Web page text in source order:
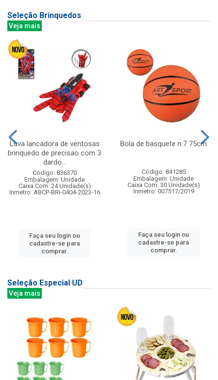
Seleção Brinquedos
Veja mais
Luva lancadora de ventosas
brinquedo de precisao com 3
dardo...
Código: 836370
Embalagem: Unidade
Caixa Com: 24 Unidade(s)
Inmetro: ABCP-BRI-0404-2023-16
Faça seu login ou
cadastre-se para
comprar.
Bola de basquete n.7 75cm
Código: 841285
Embalagem: Unidade
Caixa Com: 30 Unidade(s)
Inmetro: 007517/2019
Faça seu login ou
cadastre-se para
comprar.
Seleção Especial UD
Veja mais